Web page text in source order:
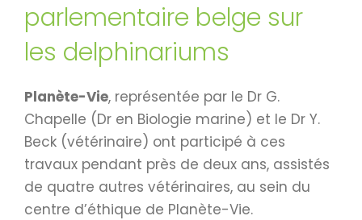
parlementaire belge sur
les delphinariums
Planète-Vie, représentée par le Dr G.
Chapelle (Dr en Biologie marine) et le Dr Y.
Beck (vétérinaire) ont participé à ces
travaux pendant près de deux ans, assistés
de quatre autres vétérinaires, au sein du
centre d’éthique de Planète-Vie.